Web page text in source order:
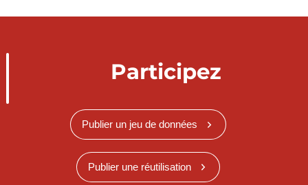
Participez
Publier un jeu de données
Publier une réutilisation